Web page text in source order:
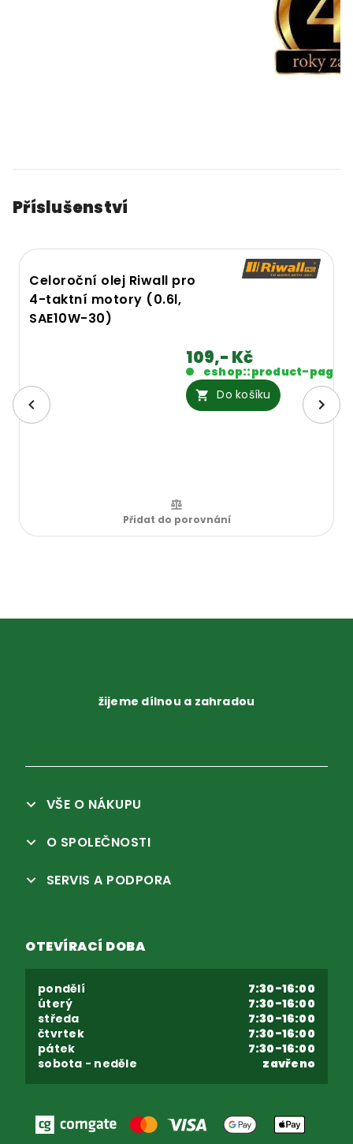
Příslušenství
Celoroční olej Riwall pro
4-taktní motory (0.6l,
SAE10W-30)
109,- Kč
eshop::product-
Do košíku
Přidat do porovnání
žijeme dílnou a zahradou
VŠE O NÁKUPU
O SPOLEČNOSTI
SERVIS A PODPORA
OTEVÍRACÍ DOBA
pondělí
7:30-16:00
úterý
7:30-16:00
středa
7:30-16:00
čtvrtek
7:30-16:00
pátek
7:30-16:00
sobota - neděle
zavřeno